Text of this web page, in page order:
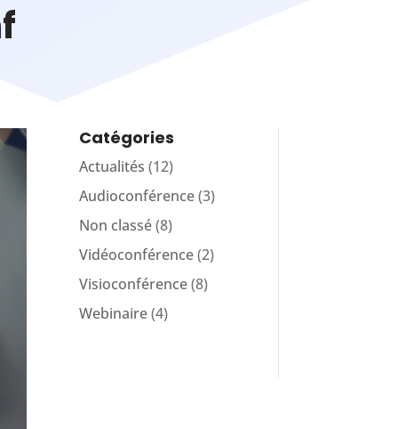
Catégories
Actualités (12)
Audioconférence(3)
Non classé(8)
Vidéoconférence(2)
Visioconférence(8)
Webinaire(4)